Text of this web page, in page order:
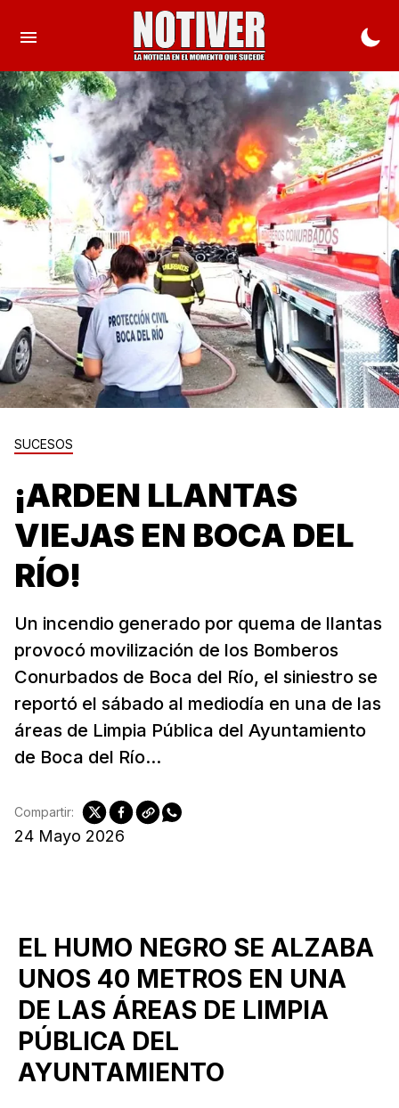
SUCESOS
¡ARDEN LLANTAS
VIEJAS EN BOCA DEL
RÍO!
Un incendio generado por quema de llantas
provocó movilización de los Bomberos
Conurbados de Boca del Río, el siniestro se
reportó el sábado al mediodía en una de las
áreas de Limpia Pública del Ayuntamiento
de Boca del Río...
24 Mayo 2026
Compartir:
EL HUMO NEGRO SE ALZABA
UNOS 40 METROS EN UNA
DE LAS ÁREAS DE LIMPIA
PÚBLICA DEL
AYUNTAMIENTO